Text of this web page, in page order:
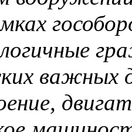
важных